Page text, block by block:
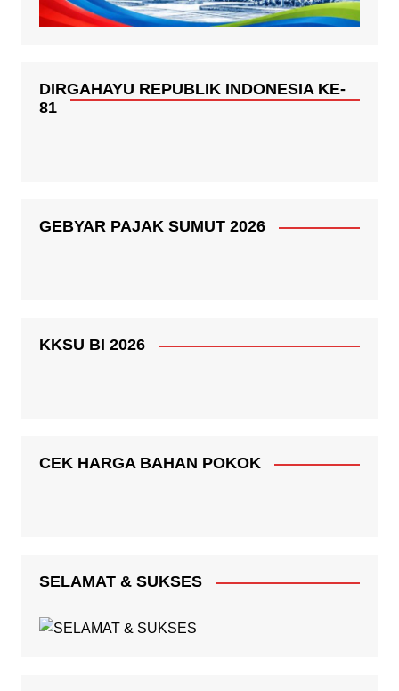
DIRGAHAYU REPUBLIK INDONESIA KE-
81
GEBYAR PAJAK SUMUT 2026
KKSU BI 2026
CEK HARGA BAHAN POKOK
SELAMAT & SUKSES